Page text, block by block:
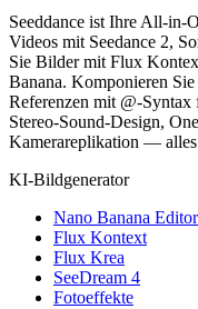
Seeddance ist Ihre All-in-
Videos mit Seedance 2,
Sie Bilder mit Flux
Banana. Komponieren
Referenzen mit @-Syntax
Stereo-Sound-Design,
Kamerareplikation —
KI-Bildgenerator
Nano Banana Editor
Flux Kontext
Flux Krea
SeeDream 4
Fotoeffekte